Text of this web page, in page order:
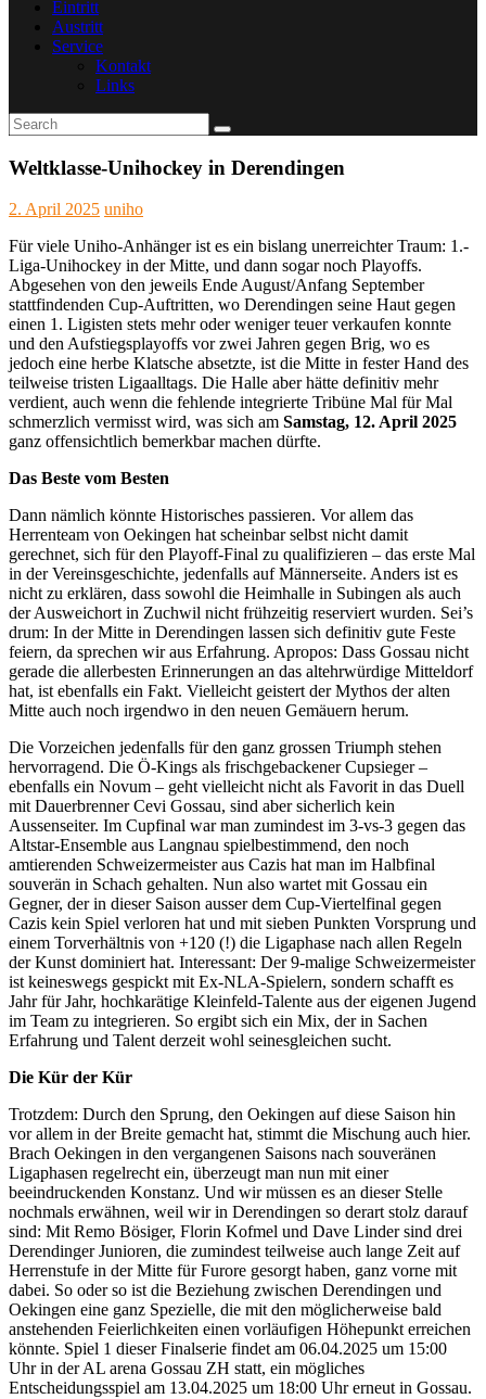
Eintritt
Austritt
Service
Kontakt
Links
Weltklasse-Unihockey in Derendingen
2. April 2025 uniho
Für viele Uniho-Anhänger ist es ein bislang unerreichter Traum: 1.-
Liga-Unihockey in der Mitte, und dann sogar noch Playoffs.
Abgesehen von den jeweils Ende August/Anfang September
stattfindenden Cup-Auftritten, wo Derendingen seine Haut gegen
einen 1. Ligisten stets mehr oder weniger teuer verkaufen konnte
und den Aufstiegsplayoffs vor zwei Jahren gegen Brig, wo es
jedoch eine herbe Klatsche absetzte, ist die Mitte in fester Hand des
teilweise tristen Ligaalltags. Die Halle aber hätte definitiv mehr
verdient, auch wenn die fehlende integrierte Tribüne Mal für Mal
schmerzlich vermisst wird, was sich am Samstag, 12. April 2025
ganz offensichtlich bemerkbar machen dürfte.
Das Beste vom Besten
Dann nämlich könnte Historisches passieren. Vor allem das
Herrenteam von Oekingen hat scheinbar selbst nicht damit
gerechnet, sich für den Playoff-Final zu qualifizieren – das erste Mal
in der Vereinsgeschichte, jedenfalls auf Männerseite. Anders ist es
nicht zu erklären, dass sowohl die Heimhalle in Subingen als auch
der Ausweichort in Zuchwil nicht frühzeitig reserviert wurden. Sei’s
drum: In der Mitte in Derendingen lassen sich definitiv gute Feste
feiern, da sprechen wir aus Erfahrung. Apropos: Dass Gossau nicht
gerade die allerbesten Erinnerungen an das altehrwürdige Mitteldorf
hat, ist ebenfalls ein Fakt. Vielleicht geistert der Mythos der alten
Mitte auch noch irgendwo in den neuen Gemäuern herum.
Die Vorzeichen jedenfalls für den ganz grossen Triumph stehen
hervorragend. Die Ö-Kings als frischgebackener Cupsieger –
ebenfalls ein Novum – geht vielleicht nicht als Favorit in das Duell
mit Dauerbrenner Cevi Gossau, sind aber sicherlich kein
Aussenseiter. Im Cupfinal war man zumindest im 3-vs-3 gegen das
Altstar-Ensemble aus Langnau spielbestimmend, den noch
amtierenden Schweizermeister aus Cazis hat man im Halbfinal
souverän in Schach gehalten. Nun also wartet mit Gossau ein
Gegner, der in dieser Saison ausser dem Cup-Viertelfinal gegen
Cazis kein Spiel verloren hat und mit sieben Punkten Vorsprung und
einem Torverhältnis von +120 (!) die Ligaphase nach allen Regeln
der Kunst dominiert hat. Interessant: Der 9-malige Schweizermeister
ist keineswegs gespickt mit Ex-NLA-Spielern, sondern schafft es
Jahr für Jahr, hochkarätige Kleinfeld-Talente aus der eigenen Jugend
im Team zu integrieren. So ergibt sich ein Mix, der in Sachen
Erfahrung und Talent derzeit wohl seinesgleichen sucht.
Die Kür der Kür
Trotzdem: Durch den Sprung, den Oekingen auf diese Saison hin
vor allem in der Breite gemacht hat, stimmt die Mischung auch hier.
Brach Oekingen in den vergangenen Saisons nach souveränen
Ligaphasen regelrecht ein, überzeugt man nun mit einer
beeindruckenden Konstanz. Und wir müssen es an dieser Stelle
nochmals erwähnen, weil wir in Derendingen so derart stolz darauf
sind: Mit Remo Bösiger, Florin Kofmel und Dave Linder sind drei
Derendinger Junioren, die zumindest teilweise auch lange Zeit auf
Herrenstufe in der Mitte für Furore gesorgt haben, ganz vorne mit
dabei. So oder so ist die Beziehung zwischen Derendingen und
Oekingen eine ganz Spezielle, die mit den möglicherweise bald
anstehenden Feierlichkeiten einen vorläufigen Höhepunkt erreichen
könnte. Spiel 1 dieser Finalserie findet am 06.04.2025 um 15:00
Uhr in der AL arena Gossau ZH statt, ein mögliches
Entscheidungsspiel am 13.04.2025 um 18:00 Uhr erneut in Gossau.